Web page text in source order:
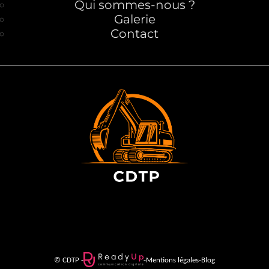
Qui sommes-nous ?
Galerie
Contact
© CDTP - -Mentions légales-Blog